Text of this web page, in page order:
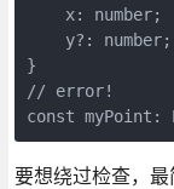
    x: number;
    y?: number;
}
// error!
const
要想绕过检查，最